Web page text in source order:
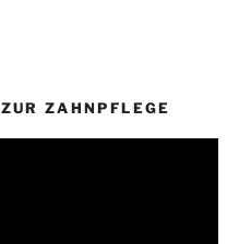
ZAHNPFLEGE